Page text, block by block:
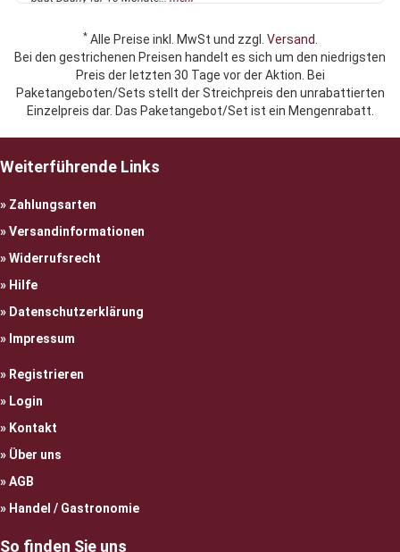
*Alle Preise inkl. MwSt und zzgl. Versand.
Bei den gestrichenen Preisen handelt es sich um den niedrigsten
Preis der letzten 30 Tage vor der Aktion. Bei
Paketangeboten/Sets stellt der Streichpreis den unrabattierten
Einzelpreis dar. Das Paketangebot/Set ist ein Mengenrabatt.
Weiterführende Links
Zahlungsarten
Versandinformationen
Widerrufsrecht
Hilfe
Datenschutzerklärung
Impressum
Registrieren
Login
Kontakt
Über uns
AGB
Handel / Gastronomie
So finden Sie uns